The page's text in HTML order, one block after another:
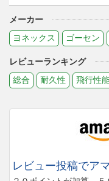
メーカー
ヨネックス
ゴーセン
レビューランキング
総合
耐久性 飛行性
レビュー投稿でア